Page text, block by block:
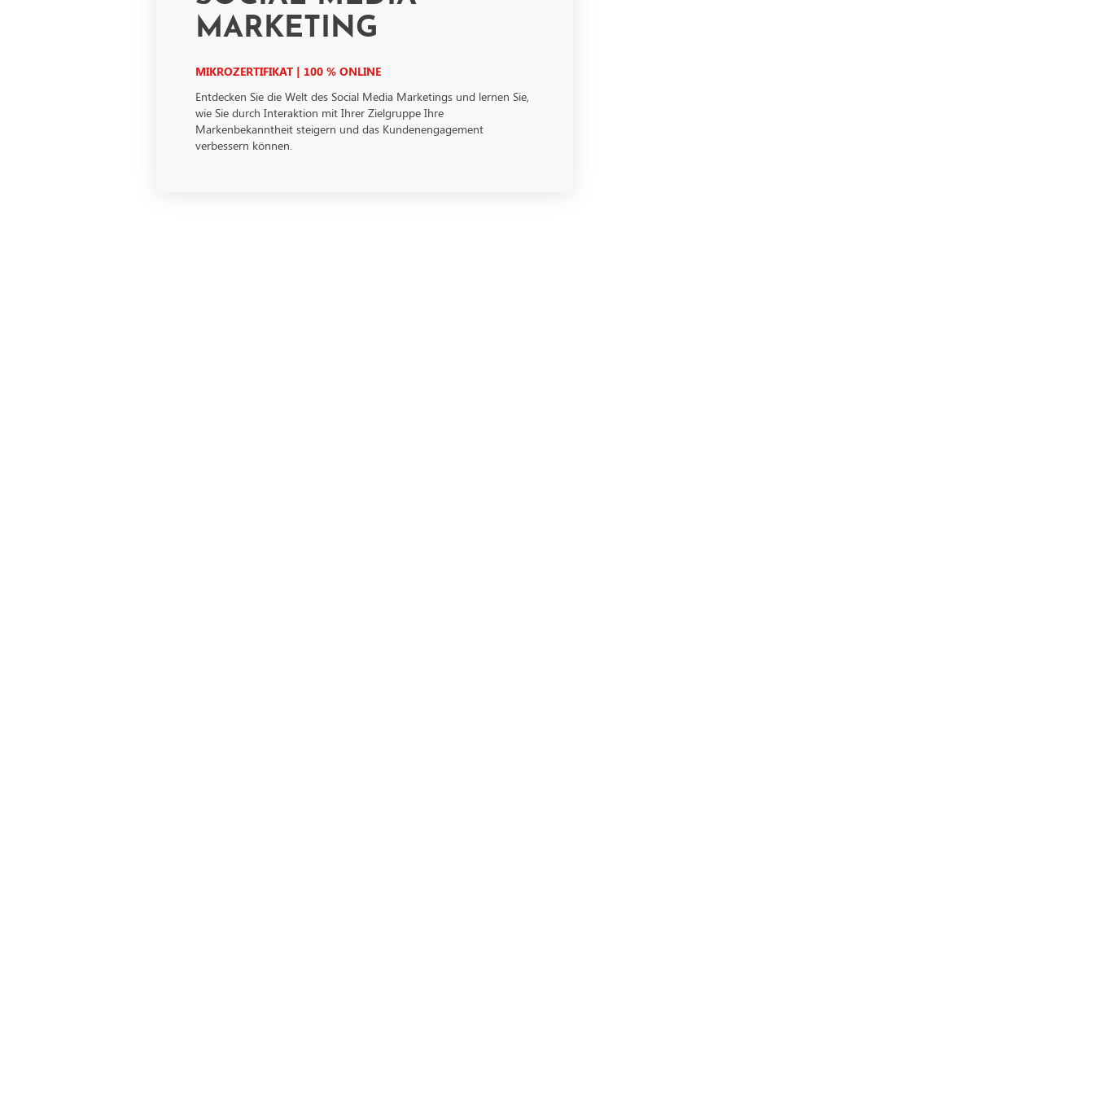
MARKETING
MIKROZERTIFIKAT | 100 % ONLINE
Entdecken Sie die Welt des Social Media Marketings und lernen Sie,
wie Sie durch Interaktion mit Ihrer Zielgruppe Ihre
Markenbekanntheit steigern und das Kundenengagement
verbessern können.